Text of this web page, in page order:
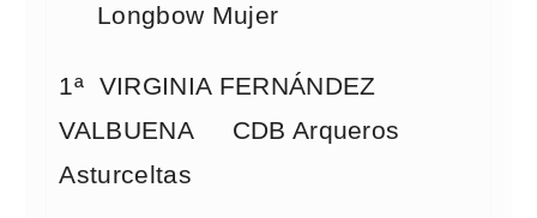
Longbow Mujer
1ª VIRGINIA FERNÁNDEZ
VALBUENA CDB Arqueros
Asturceltas